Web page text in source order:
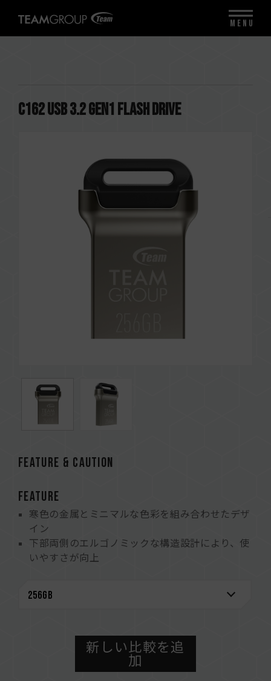
C162 USB 3.2 Gen1 FLASH DRIVE
FEATURE & CAUTION
FEATURE
寒色の金属とミニマルな色彩を組み合わせたデザ
イン
下部両側のエルゴノミックな構造設計により、使
いやすさが向上
ユニボディデザインとCOB組立工程技術により、
新しい比較を追
加
MENU